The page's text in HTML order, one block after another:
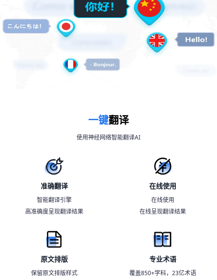
一键翻译
使用神经网络智能翻译AI
准确翻译
智能翻译引擎
高准确度呈现翻译结果
在线使用
在线使用
在线呈现翻译结果
原文排版
保留原文排版样式
专业术语
覆盖850+学科，23亿术语